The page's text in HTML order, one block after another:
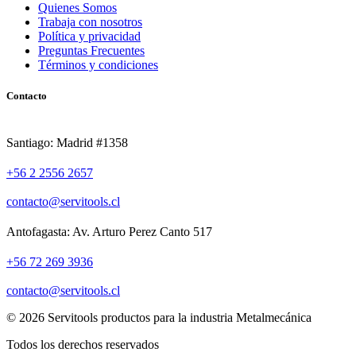
Quienes Somos
Trabaja con nosotros
Política y privacidad
Preguntas Frecuentes
Términos y condiciones
Contacto
Santiago: Madrid #1358
+56 2 2556 2657
contacto@servitools.cl
Antofagasta: Av. Arturo Perez Canto 517
+56 72 269 3936
contacto@servitools.cl
© 2026 Servitools productos para la industria Metalmecánica
Todos los derechos reservados